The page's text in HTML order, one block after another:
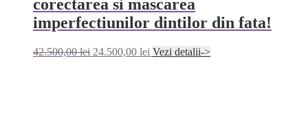
corectarea si mascarea
imperfectiunilor dintilor din fata!
42.500,00lei Original
24.500,00 lei Current
Vezi detalii->